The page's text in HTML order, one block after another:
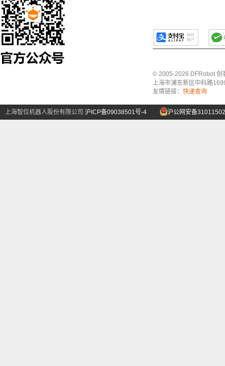
© 2005-2026 DFRobot 创
上海市浦东新区中科路
友情链接： 快递查询
上海智位机器人股份有限公司 沪ICP备09038501号-4 沪公网安备